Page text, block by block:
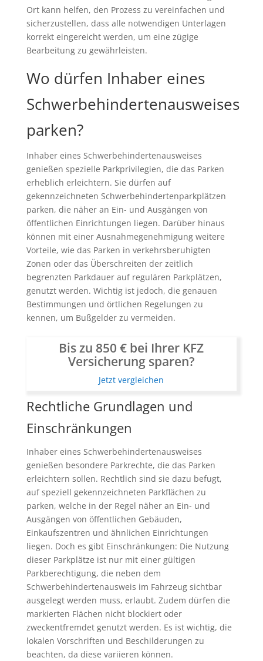
Ort kann helfen, den Prozess zu vereinfachen und
sicherzustellen, dass alle notwendigen Unterlagen
korrekt eingereicht werden, um eine zügige
Bearbeitung zu gewährleisten.
Wo dürfen Inhaber eines
Schwerbehindertenausweises
parken?
Inhaber eines Schwerbehindertenausweises
genießen spezielle Parkprivilegien, die das Parken
erheblich erleichtern. Sie dürfen auf
gekennzeichneten Schwerbehindertenparkplätzen
parken, die näher an Ein- und Ausgängen von
öffentlichen Einrichtungen liegen. Darüber hinaus
können mit einer Ausnahmegenehmigung weitere
Vorteile, wie das Parken in verkehrsberuhigten
Zonen oder das Überschreiten der zeitlich
begrenzten Parkdauer auf regulären Parkplätzen,
genutzt werden. Wichtig ist jedoch, die genauen
Bestimmungen und örtlichen Regelungen zu
kennen, um Bußgelder zu vermeiden.
Bis zu 850 € bei Ihrer KFZ
Versicherung sparen?
Jetzt vergleichen
Rechtliche Grundlagen und
Einschränkungen
Inhaber eines Schwerbehindertenausweises
genießen besondere Parkrechte, die das Parken
erleichtern sollen. Rechtlich sind sie dazu befugt,
auf speziell gekennzeichneten Parkflächen zu
parken, welche in der Regel näher an Ein- und
Ausgängen von öffentlichen Gebäuden,
Einkaufszentren und ähnlichen Einrichtungen
liegen. Doch es gibt Einschränkungen: Die Nutzung
dieser Parkplätze ist nur mit einer gültigen
Parkberechtigung, die neben dem
Schwerbehindertenausweis im Fahrzeug sichtbar
ausgelegt werden muss, erlaubt. Zudem dürfen die
markierten Flächen nicht blockiert oder
zweckentfremdet genutzt werden. Es ist wichtig, die
lokalen Vorschriften und Beschilderungen zu
beachten, da diese variieren können.